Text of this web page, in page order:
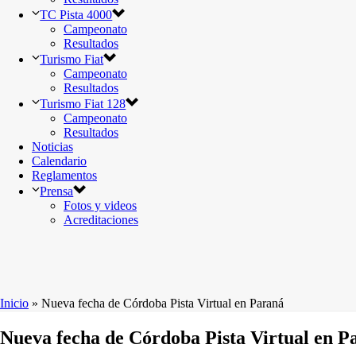
TC Pista 4000
Campeonato
Resultados
Turismo Fiat
Campeonato
Resultados
Turismo Fiat 128
Campeonato
Resultados
Noticias
Calendario
Reglamentos
Prensa
Fotos y videos
Acreditaciones
Inicio » Nueva fecha de Córdoba Pista Virtual en Paraná
Nueva fecha de Córdoba Pista Virtual en